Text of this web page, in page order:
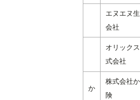
エヌエヌ
会社
オリック
式会社
か
株式会社
険